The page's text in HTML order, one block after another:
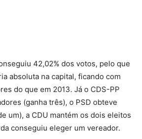
42,02% dos votos, pelo que
absoluta na capital, ficando com
do que em 2013. Já o CDS-PP
(ganha três), o PSD obteve
um), a CDU mantém os dois eleitos
conseguiu eleger um vereador.